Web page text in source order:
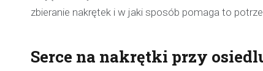
zbieranie nakrętek i w jaki sposób pomaga to
Serce na nakrętki przy